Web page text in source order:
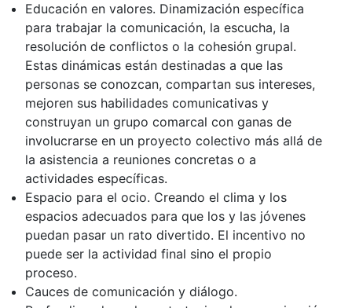
Educación en valores. Dinamización específica
para trabajar la comunicación, la escucha, la
resolución de conflictos o la cohesión grupal.
Estas dinámicas están destinadas a que las
personas se conozcan, compartan sus intereses,
mejoren sus habilidades comunicativas y
construyan un grupo comarcal con ganas de
involucrarse en un proyecto colectivo más allá de
la asistencia a reuniones concretas o a
actividades específicas.
Espacio para el ocio. Creando el clima y los
espacios adecuados para que los y las jóvenes
puedan pasar un rato divertido. El incentivo no
puede ser la actividad final sino el propio
proceso.
Cauces de comunicación y diálogo.